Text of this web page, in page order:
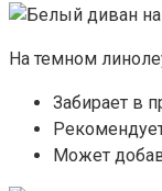
На темном
Забирает в
Может